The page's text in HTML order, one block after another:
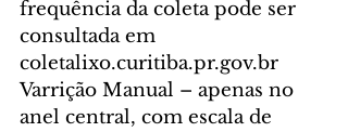
frequência da coleta pode ser
consultada em
coletalixo.curitiba.pr.gov.br
Varrição Manual – apenas no
anel central, com escala de